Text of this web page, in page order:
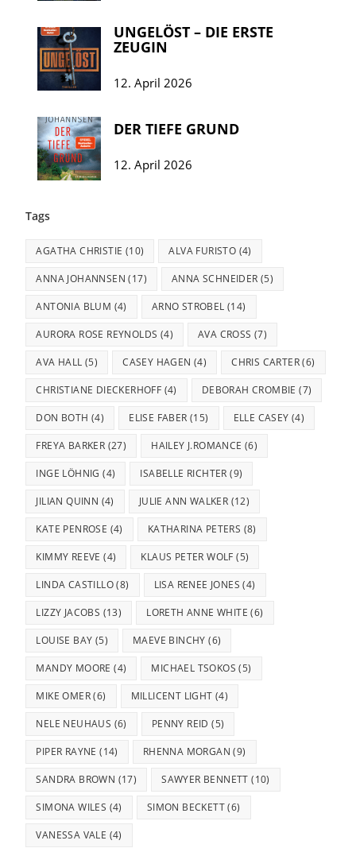
UNGELÖST – DIE ERSTE
ZEUGIN
12. April 2026
DER TIEFE GRUND
12. April 2026
Tags
AGATHA CHRISTIE (10) ALVA FURISTO (4)
ANNA JOHANNSEN (17) ANNA SCHNEIDER (5)
ANTONIA BLUM (4) ARNO STROBEL (14)
AURORA ROSE REYNOLDS (4) AVA CROSS (7)
AVA HALL (5) CASEY HAGEN (4) CHRIS CARTER(6)
CHRISTIANE DIECKERHOFF (4) DEBORAH CROMBIE (7)
DON BOTH (4) ELISE FABER (15) ELLE CASEY (4)
FREYA BARKER (27) HAILEY J.ROMANCE (6)
INGE LÖHNIG (4) ISABELLE RICHTER (9)
JILIAN QUINN (4) JULIE ANN WALKER (12)
KATE PENROSE (4) KATHARINA PETERS (8)
KIMMY REEVE (4) KLAUS PETER WOLF (5)
LINDA CASTILLO(8) LISA RENEE JONES (4)
LIZZY JACOBS (13) LORETH ANNE WHITE (6)
LOUISE BAY (5) MAEVE BINCHY (6)
MANDY MOORE (4) MICHAEL TSOKOS (5)
MIKE OMER(6) MILLICENT LIGHT (4)
NELE NEUHAUS (6) PENNY REID (5)
PIPER RAYNE (14) RHENNA MORGAN (9)
SANDRA BROWN (17) SAWYER BENNETT (10)
SIMONA WILES (4) SIMON BECKETT(6)
VANESSA VALE (4)